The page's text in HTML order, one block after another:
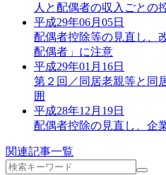
人と配偶者の収入ごとの
平成29年06月05日
配偶者控除等の見直し、
配偶者」に注意
平成29年01月16日
第２回／同居老親等と同
囲
平成28年12月19日
配偶者控除の見直し、企
関連記事一覧